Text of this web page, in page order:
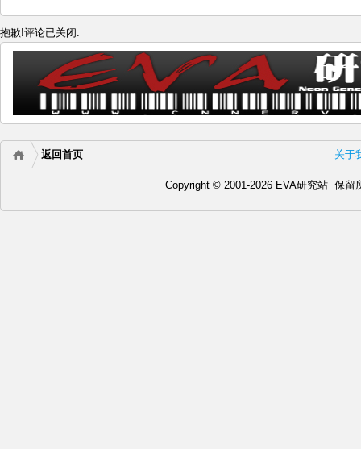
抱歉!评论已关闭.
关于
返回首页
Copyright © 2001-2026 EVA研究站 保